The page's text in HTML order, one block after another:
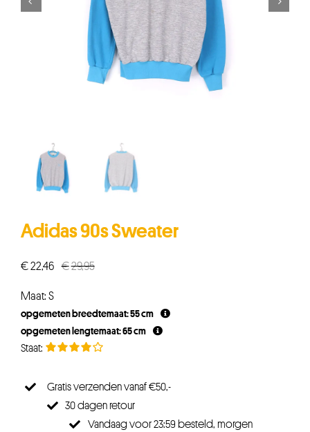
Adidas 90s Sweater
€29,95Oorspronkelijke
€29,95.
€22,46
Huidige
€22,46.
Maat: S
opgemeten breedtemaat: 55 cm
opgemeten lengtemaat: 65 cm
Gratis verzenden vanaf €50,-
30 dagen retour
Vandaag voor 23:59 besteld, morgen